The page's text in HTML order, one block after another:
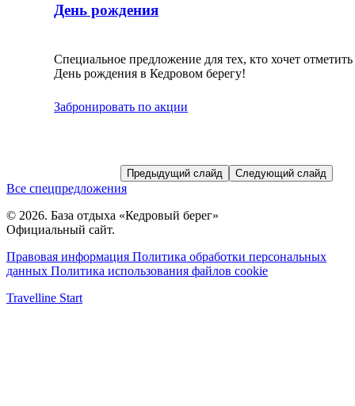
День рождения
Специальное предложение для тех, кто хочет отметить
День рождения в Кедровом берегу!
Забронировать по акции
Предыдущий слайд Следующий слайд
Все спецпредложения
© 2026. База отдыха «Кедровый берег»
Официальный сайт.
Правовая информация Политика обработки персональных
данных Политика использования файлов cookie
Travelline Start